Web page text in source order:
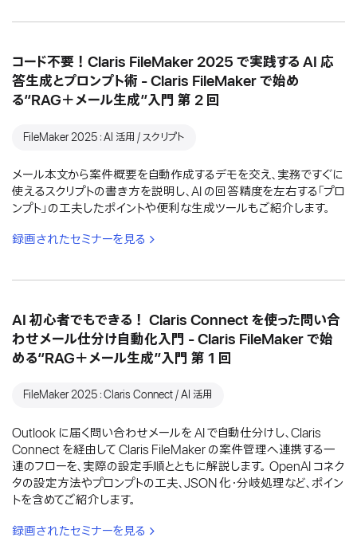
コード不要！Claris FileMaker 2025 で実践する AI 応
答生成とプロンプト術 - Claris FileMaker で始め
る“RAG＋メール生成”入門 第 2 回
FileMaker 2025：AI 活用 / スクリプト
メール本文から案件概要を自動作成するデモを交え、実務ですぐに
使えるスクリプトの書き方を説明し、AI の回答精度を左右する「プロ
ンプト」の工夫したポイントや便利な生成ツールもご紹介します。
録画されたセミナーを見る
AI 初心者でもできる！ Claris Connect を使った問い合
わせメール仕分け自動化入門 - Claris FileMaker で始
める“RAG＋メール生成”入門 第 1 回
FileMaker 2025：Claris Connect / AI 活用
Outlook に届く問い合わせメールを AI で自動仕分けし、Claris
Connect を経由して Claris FileMaker の案件管理へ連携する一
連のフローを、実際の設定手順とともに解説します。 OpenAI コネク
タの設定方法やプロンプトの工夫、JSON 化・分岐処理など、ポイン
トを含めてご紹介します。
録画されたセミナーを見る